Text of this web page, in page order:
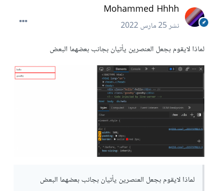
Mohammed Hhhh
نشر25 مارس 2022
لماذا لايقوم بجعل العنصرين يأتيان بجانب بعضهما البعض
لماذا لايقوم بجعل العنصرين يأتيان بجانب بعضهما البعض